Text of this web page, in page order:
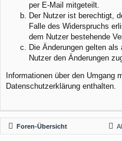
per E-Mail mitgeteilt.
Der Nutzer ist berechtigt,
Falle des Widerspruchs
dem Nutzer bestehende
Die Änderungen gelten
Nutzer den Änderungen
Informationen über den Umgang
Datenschutzerklärung enthalten.
Foren-Übersicht